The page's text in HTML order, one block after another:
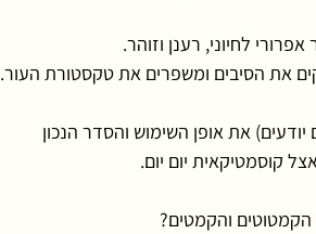
את הסיבים ומשפרים את טקסטורת העור.
קוסמטיקאית יום יום.
והקמטים?